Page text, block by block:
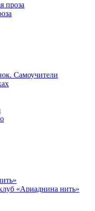
проза
Самоучители
«Ариаднина нить»